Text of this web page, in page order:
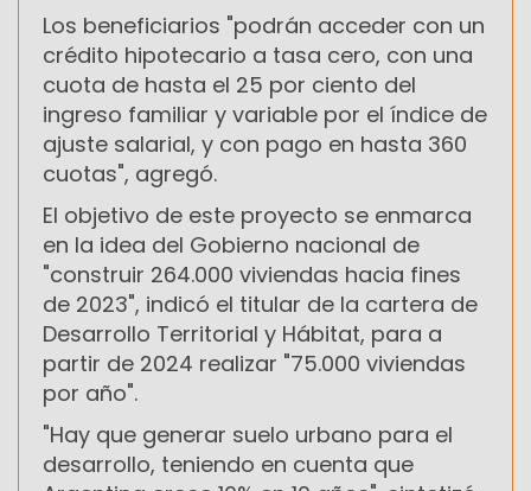
Los beneficiarios "podrán acceder con un
crédito hipotecario a tasa cero, con una
cuota de hasta el 25 por ciento del
ingreso familiar y variable por el índice de
ajuste salarial, y con pago en hasta 360
cuotas", agregó.
El objetivo de este proyecto se enmarca
en la idea del Gobierno nacional de
"construir 264.000 viviendas hacia fines
de 2023", indicó el titular de la cartera de
Desarrollo Territorial y Hábitat, para a
partir de 2024 realizar "75.000 viviendas
por año".
"Hay que generar suelo urbano para el
desarrollo, teniendo en cuenta que